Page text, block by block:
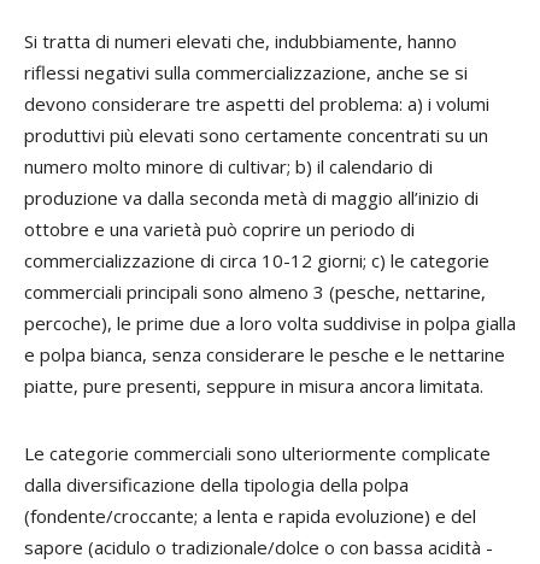
Si tratta di numeri elevati che, indubbiamente, hanno
riflessi negativi sulla commercializzazione, anche se si
devono considerare tre aspetti del problema: a) i volumi
produttivi più elevati sono certamente concentrati su un
numero molto minore di cultivar; b) il calendario di
produzione va dalla seconda metà di maggio all’inizio di
ottobre e una varietà può coprire un periodo di
commercializzazione di circa 10-12 giorni; c) le categorie
commerciali principali sono almeno 3 (pesche, nettarine,
percoche), le prime due a loro volta suddivise in polpa gialla
e polpa bianca, senza considerare le pesche e le nettarine
piatte, pure presenti, seppure in misura ancora limitata.
Le categorie commerciali sono ulteriormente complicate
dalla diversificazione della tipologia della polpa
(fondente/croccante; a lenta e rapida evoluzione) e del
sapore (acidulo o tradizionale/dolce o con bassa acidità -